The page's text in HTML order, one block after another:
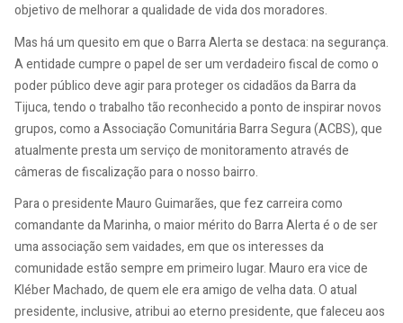
objetivo de melhorar a qualidade de vida dos moradores.
Mas há um quesito em que o Barra Alerta se destaca: na segurança.
A entidade cumpre o papel de ser um verdadeiro fiscal de como o
poder público deve agir para proteger os cidadãos da Barra da
Tijuca, tendo o trabalho tão reconhecido a ponto de inspirar novos
grupos, como a Associação Comunitária Barra Segura (ACBS), que
atualmente presta um serviço de monitoramento através de
câmeras de fiscalização para o nosso bairro.
Para o presidente Mauro Guimarães, que fez carreira como
comandante da Marinha, o maior mérito do Barra Alerta é o de ser
uma associação sem vaidades, em que os interesses da
comunidade estão sempre em primeiro lugar. Mauro era vice de
Kléber Machado, de quem ele era amigo de velha data. O atual
presidente, inclusive, atribui ao eterno presidente, que faleceu aos